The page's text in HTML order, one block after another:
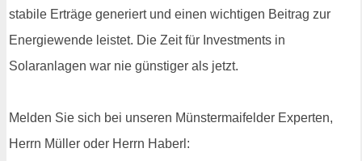
stabile Erträge generiert und einen wichtigen Beitrag zur
Energiewende leistet. Die Zeit für Investments in
Solaranlagen war nie günstiger als jetzt.
Melden Sie sich bei unseren Münstermaifelder Experten,
Herrn Müller oder Herrn Haberl: